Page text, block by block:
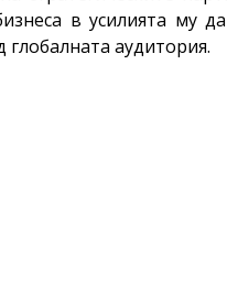
в усилията му
глобалната аудитория.